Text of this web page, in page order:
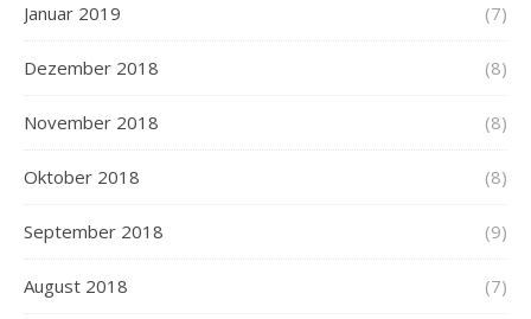
Januar 2019 (7)
Dezember 2018 (8)
November 2018 (8)
Oktober 2018 (8)
September 2018 (9)
August 2018 (7)